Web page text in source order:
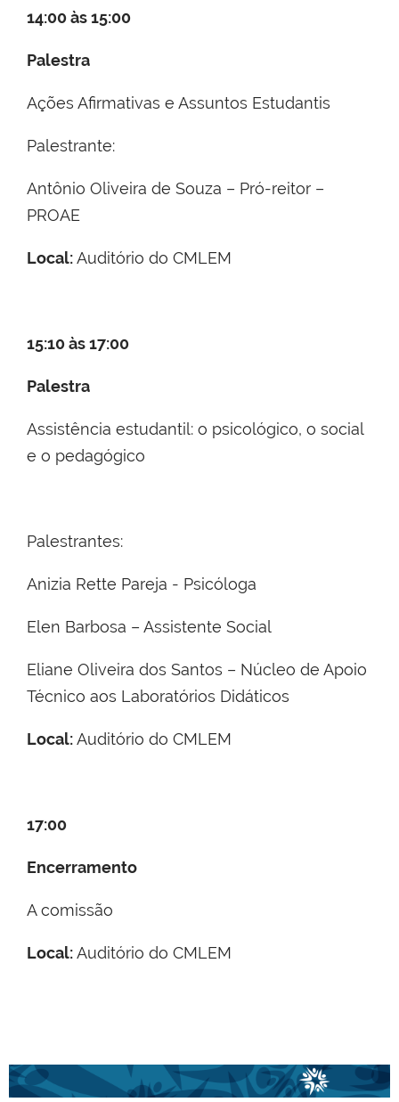
14:00 às 15:00
Palestra
Ações Afirmativas e Assuntos Estudantis
Palestrante:
Antônio Oliveira de Souza – Pró-reitor –
PROAE
Local:Auditório do CMLEM
15:10 às 17:00
Palestra
Assistência estudantil: o psicológico, o social
e o pedagógico
Palestrantes:
Anizia Rette Pareja - Psicóloga
Elen Barbosa – Assistente Social
Eliane Oliveira dos Santos – Núcleo de Apoio
Técnico aos Laboratórios Didáticos
Local:Auditório do CMLEM
17:00
Encerramento
A comissão
Local:Auditório do CMLEM